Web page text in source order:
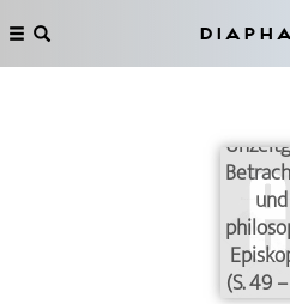
und
(S. 49